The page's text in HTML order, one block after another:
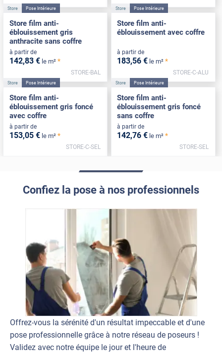
Store Pose Intérieure
Store film anti-
éblouissement gris
anthracite sans coffre
à partir de
142,83 € le m² *
STORE-BAL
Store Pose Intérieure
Store film anti-
éblouissement avec coffre
à partir de
183,56 € le m² *
STORE-C-ALU
Store Pose Intérieure
Store film anti-
éblouissement gris foncé
avec coffre
à partir de
153,05 € le m² *
STORE-C-SEL
Store Pose Intérieure
Store film anti-
éblouissement gris foncé
sans coffre
à partir de
142,76 € le m² *
STORE-SEL
Confiez la pose à nos professionnels
Offrez-vous la sérénité d'un résultat impeccable et d'une
pose professionnelle grâce à notre réseau de poseurs !
Validez avec notre équipe le jour et l'heure de